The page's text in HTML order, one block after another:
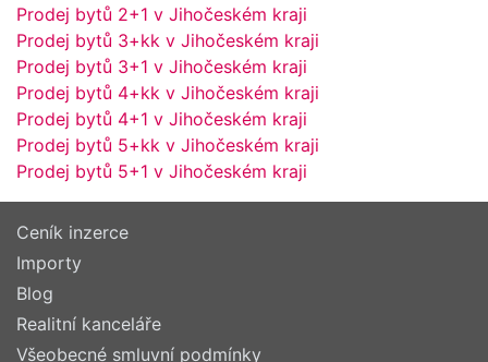
Prodej bytů 2+1 v Jihočeském kraji
Prodej bytů 3+kk v Jihočeském kraji
Prodej bytů 3+1 v Jihočeském kraji
Prodej bytů 4+kk v Jihočeském kraji
Prodej bytů 4+1 v Jihočeském kraji
Prodej bytů 5+kk v Jihočeském kraji
Prodej bytů 5+1 v Jihočeském kraji
Ceník inzerce
Importy
Blog
Realitní kanceláře
Všeobecné smluvní podmínky